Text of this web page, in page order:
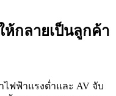
ห้กลายเป็นลูกค้า
ไฟฟ้าแรงต่ำและ AV จับ